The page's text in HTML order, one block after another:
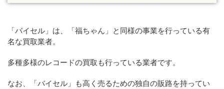
「バイセル」は、「福ちゃん」と同様の事業を行っている有
名な買取業者。
多種多様のレコードの買取も行っている業者です。
なお、「バイセル」も高く売るための独自の販路を持ってい